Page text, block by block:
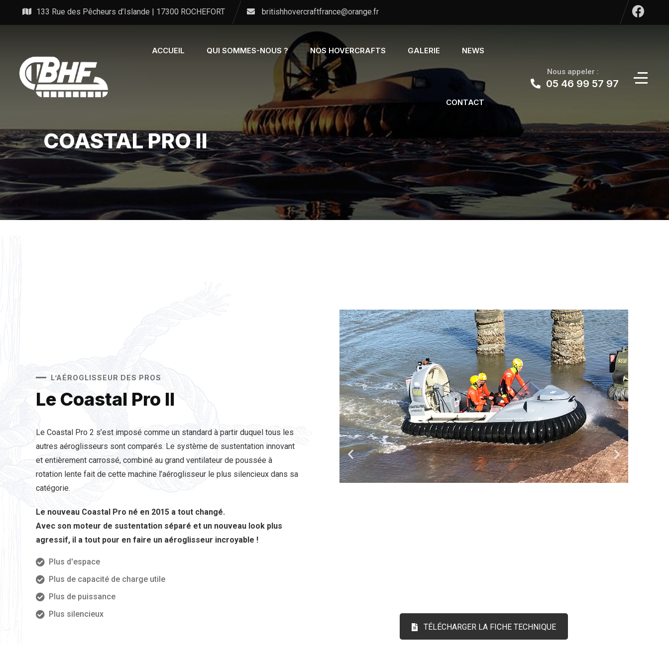
133 Rue des Pêcheurs d’Islande | 17300 ROCHEFORT britishhovercraftfrance@orange.fr
ACCUEIL QUI SOMMES-NOUS ? NOS HOVERCRAFTS GALERIE NEWS
CONTACT
Nous appeler :
05 46 99 57 97
COASTAL PRO II
L’AÉROGLISSEUR DES PROS
Le Coastal Pro II
Le Coastal Pro 2 s’est imposé comme un standard à partir duquel tous les
autres aéroglisseurs sont comparés. Le système de sustentation innovant
et entièrement carrossé, combiné au grand ventilateur de poussée à
rotation lente fait de cette machine l’aéroglisseur le plus silencieux dans sa
catégorie.
Le nouveau Coastal Pro né en 2015 a tout changé.
Avec son moteur de sustentation séparé et un nouveau look plus
agressif, il a tout pour en faire un aéroglisseur incroyable !
Plus d'espace
Plus de capacité de charge utile
Plus de puissance
Plus silencieux
TÉLÉCHARGER LA FICHE TECHNIQUE